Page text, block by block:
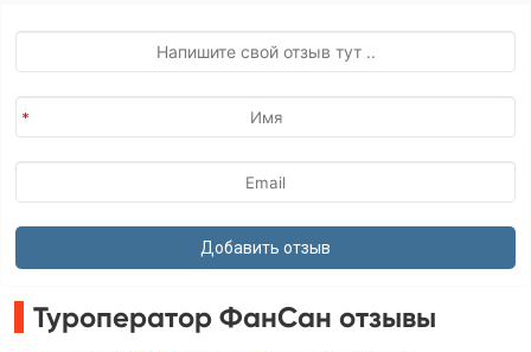
Туроператор ФанСан отзывы